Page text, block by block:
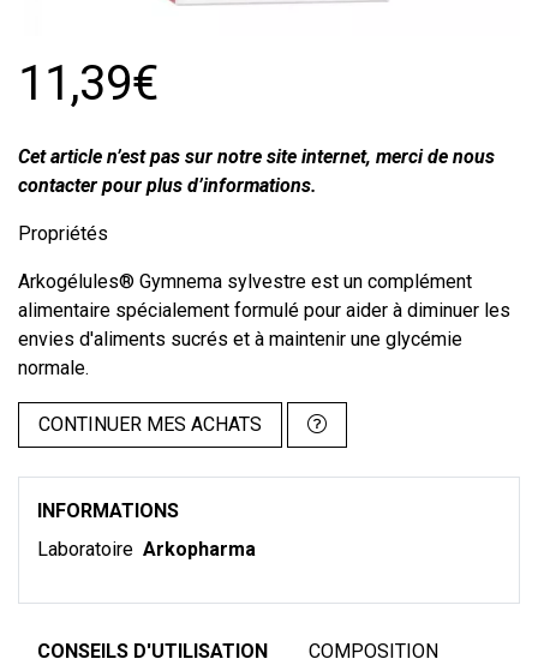
11,39€
Cet article n’est pas sur notre site internet, merci de nous
contacter pour plus d’informations.
Propriétés
Arkogélules® Gymnema sylvestre est un complément
alimentaire spécialement formulé pour aider à diminuer les
envies d'aliments sucrés et à maintenir une glycémie
normale.
CONTINUER MES ACHATS
INFORMATIONS
Laboratoire Arkopharma
CONSEILS D'UTILISATION COMPOSITION